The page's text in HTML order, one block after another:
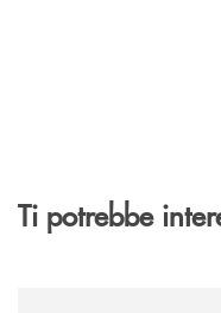
Ti potrebbe